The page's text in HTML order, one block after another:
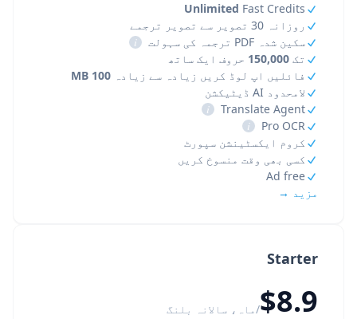
Starter
$8.9/ماہ، سالانہ بلنگ
Unlimited Fast Credits
روزانہ 30 تصویر سے تصویر ترجمے
سکین شدہ PDF ترجمہ کی سہولت
i
تک 150,000 حروف ایک ساتھ
فائلیں اپ لوڈ کریں زیادہ سے زیادہ 100 MB
لامحدود AI ڈیٹیکشن
Translate Agent
i
Pro OCR
i
کروم ایکسٹینشن سپورٹ
کسی بھی وقت منسوخ کریں
Ad free
مزید →